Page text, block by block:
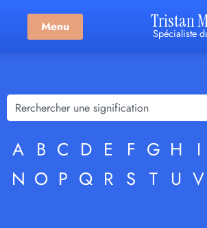
Menu Tristan
Spécialiste
A B C D E F G H I
N O P Q R S T U V